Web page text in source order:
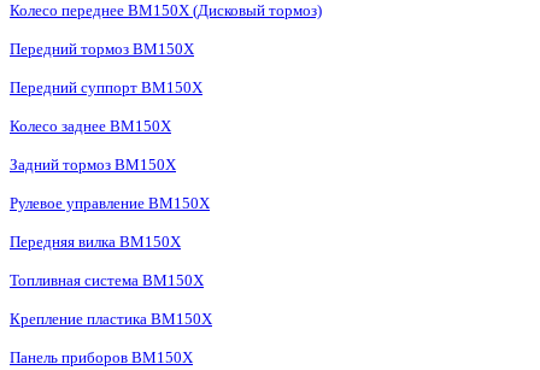
Колесо переднее BM150X (Дисковый тормоз)
Передний тормоз BM150X
Передний суппорт BM150X
Колесо заднее BM150X
Задний тормоз BM150X
Рулевое управление BM150X
Передняя вилка BM150X
Топливная система BM150X
Крепление пластика BM150X
Панель приборов BM150X